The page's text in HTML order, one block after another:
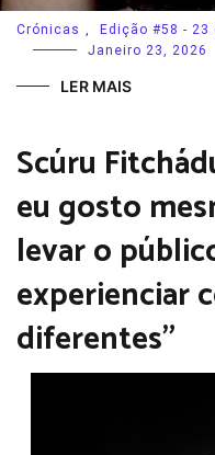
Crónicas ,
Edição #58 - 23
Janeiro 23, 2026
LER MAIS
Scúru
eu gosto
levar o
experienciar
diferentes”